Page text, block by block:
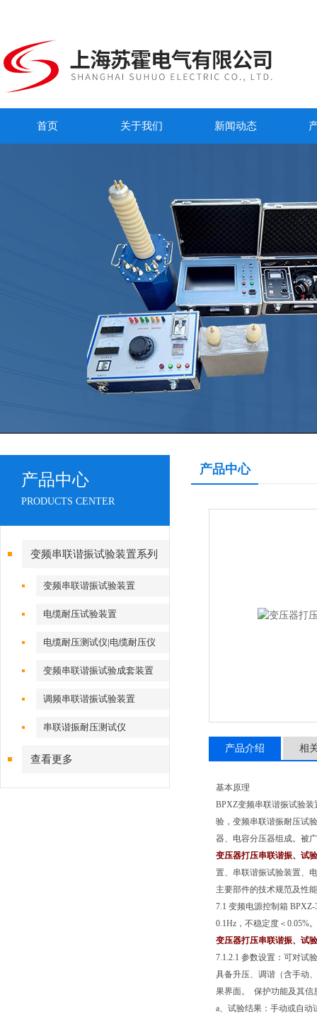
首页 关于我们 新闻动态
产品中心
PRODUCTS CENTER
变频串联谐振试验装置系列
变频串联谐振试验装置
电缆耐压试验装置
电缆耐压测试仪|电缆耐压仪
变频串联谐振试验成套装置
调频串联谐振试验装置
串联谐振耐压测试仪
查看更多
产品中心
产品介绍 相
基本原理
BPXZ变频串联谐振试验
验，变频串联谐振耐压试
器、电容分压器组成。被
变压器打压串联谐振、试
置、串联谐振试验装置、
主要部件的技术规范及性能
7.1 变频电源控制箱
0.1Hz，不稳定度＜0.05%
变压器打压串联谐振、试
7.1.2.1 参数设置：可对试
具备升压、调谐（含手动
果界面。 保护功能及其信
a、试验结果：手动或自